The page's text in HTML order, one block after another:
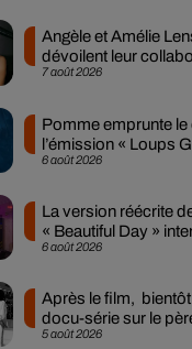
7 août 2026
Angèle et Amélie
dévoilent leur
attendue
6 août 2026
Pomme emprunte
l’émission « Loups
pour son...
6 août 2026
La version réécrite
« Beautiful Day »
lors des...
5 août 2026
Après le film,
docu-série sur le
Michael Jackson